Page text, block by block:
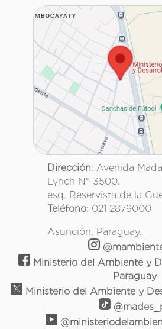
Dirección: Avenida
Lynch N° 3500.
esq. Reservista de la
Teléfono: 021 2879000
Asunción, Paraguay.
Ministerio del Ambiente y
Paraguay
Ministerio del Ambiente y